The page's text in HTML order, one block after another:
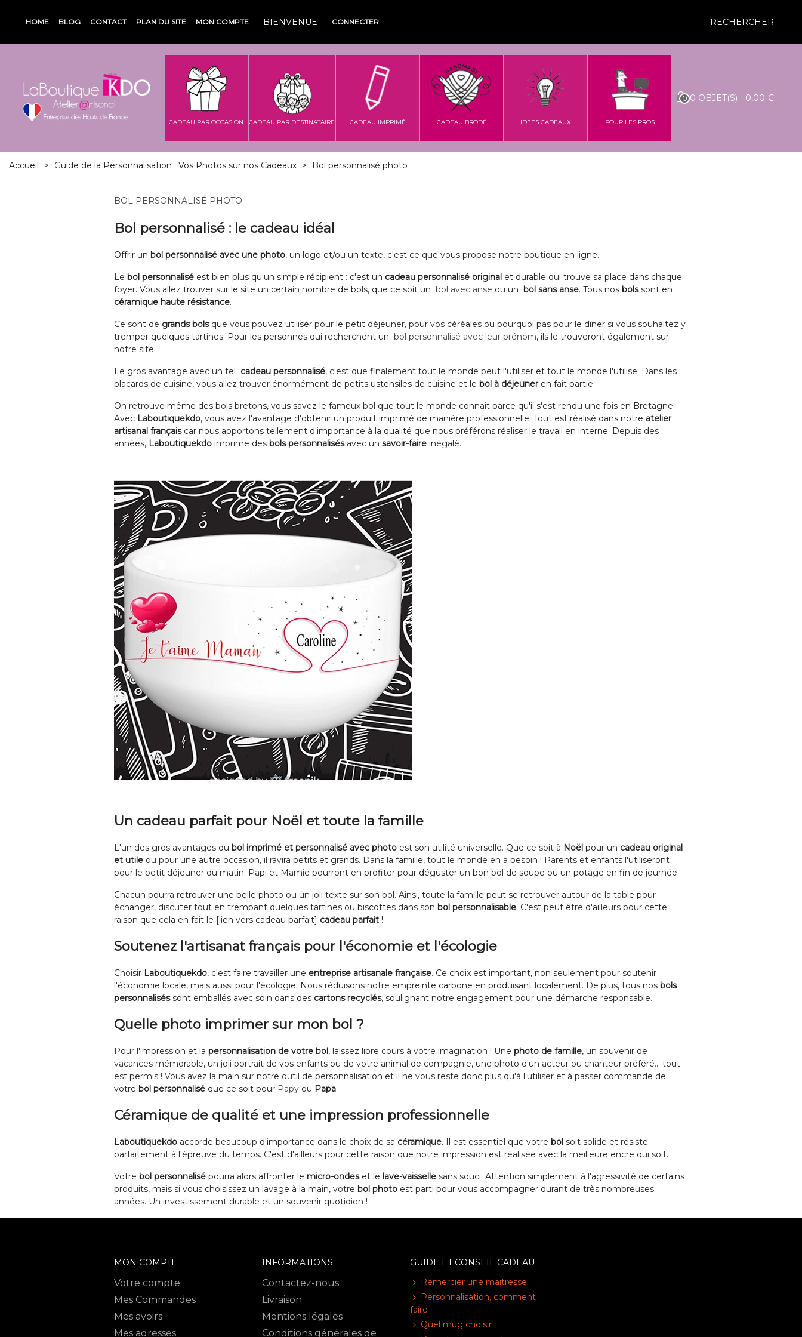
HOME BLOG CONTACT PLAN DU SITE MON COMPTE BIENVENUE CONNECTER RECHERCHER
CADEAU PAR OCCASION CADEAU PAR DESTINATAIRE CADEAU IMPRIMÉ CADEAU BRODÉ IDEES CADEAUX POUR LES PROS
0 0 OBJET(S) - 0,00 €
Accueil > Guide de la Personnalisation : Vos Photos sur nos Cadeaux > Bol personnalisé photo
BOL PERSONNALISÉ PHOTO
Bol personnalisé : le cadeau idéal
Offrir un bol personnalisé avec une photo, un logo et/ou un texte, c'est ce que vous propose notre boutique en ligne.
Le bol personnalisé est bien plus qu'un simple récipient : c'est un cadeau personnalisé original et durable qui trouve sa place dans chaque
foyer. Vous allez trouver sur le site un certain nombre de bols, que ce soit un bol avec anse ou un bol sans anse. Tous nos bolssont en
céramique haute résistance.
Ce sont de grands bolsque vous pouvez utiliser pour le petit déjeuner, pour vos céréales ou pourquoi pas pour le dîner si vous souhaitez y
tremper quelques tartines. Pour les personnes qui recherchent un bol personnalisé avec leur prénom, ils le trouveront également sur
notre site.
Le gros avantage avec un tel cadeau personnalisé, c'est que finalement tout le monde peut l'utiliser et tout le monde l'utilise. Dans les
placards de cuisine, vous allez trouver énormément de petits ustensiles de cuisine et le bol à déjeuneren fait partie.
On retrouve même des bols bretons, vous savez le fameux bol que tout le monde connaît parce qu'il s'est rendu une fois en Bretagne.
Avec Laboutiquekdo, vous avez l'avantage d'obtenir un produit imprimé de manière professionnelle. Tout est réalisé dans notre atelier
artisanal françaiscar nous apportons tellement d'importance à la qualité que nous préférons réaliser le travail en interne. Depuis des
années, Laboutiquekdo imprime des bols personnalisésavec un savoir-faire inégalé.
Un cadeau parfait pour Noël et toute la famille
L'un des gros avantages du bol imprimé et personnalisé avec photo est son utilité universelle. Que ce soit à Noël pour un cadeau original
et utile ou pour une autre occasion, il ravira petits et grands. Dans la famille, tout le monde en a besoin ! Parents et enfants l'utiliseront
pour le petit déjeuner du matin. Papi et Mamie pourront en profiter pour déguster un bon bol de soupe ou un potage en fin de journée.
Chacun pourra retrouver une belle photo ou un joli texte sur son bol. Ainsi, toute la famille peut se retrouver autour de la table pour
échanger, discuter tout en trempant quelques tartines ou biscottes dans son bol personnalisable. C'est peut être d'ailleurs pour cette
raison que cela en fait le [lien vers cadeau parfait] cadeau parfait !
Soutenez l'artisanat français pour l'économie et l'écologie
Choisir Laboutiquekdo, c'est faire travailler une entreprise artisanale française. Ce choix est important, non seulement pour soutenir
l'économie locale, mais aussi pour l'écologie. Nous réduisons notre empreinte carbone en produisant localement. De plus, tous nos bols
personnaliséssont emballés avec soin dans des cartons recyclés, soulignant notre engagement pour une démarche responsable.
Quelle photo imprimer sur mon bol ?
Pour l'impression et la personnalisation de votre bol, laissez libre cours à votre imagination ! Une photo de famille, un souvenir de
vacances mémorable, un joli portrait de vos enfants ou de votre animal de compagnie, une photo d'un acteur ou chanteur préféré... tout
est permis ! Vous avez la main sur notre outil de personnalisation et il ne vous reste donc plus qu'à l'utiliser et à passer commande de
votre bol personnalisé que ce soit pour Papy ou Papa.
Céramique de qualité et une impression professionnelle
Laboutiquekdo accorde beaucoup d'importance dans le choix de sa céramique. Il est essentiel que votre bol soit solide et résiste
parfaitement à l'épreuve du temps. C'est d'ailleurs pour cette raison que notre impression est réalisée avec la meilleure encre qui soit.
Votre bol personnalisé pourra alors affronter le micro-ondeset le lave-vaisselle sans souci. Attention simplement à l'agressivité de certains
produits, mais si vous choisissez un lavage à la main, votre bol photo est parti pour vous accompagner durant de très nombreuses
années. Un investissement durable et un souvenir quotidien !
MON COMPTE
Votre compte
Mes Commandes
Mes avoirs
Mes adresses
INFORMATIONS
Contactez-nous
Livraison
Mentions légales
Conditions générales de
GUIDE ET CONSEIL CADEAU
Remercier une maitresse
Personnalisation, comment
faire
Quel mug choisir